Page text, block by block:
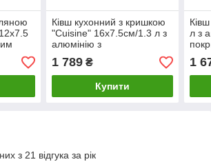
Ківш кухонний з кришкою
"Сuisine" 16х7.5см/1.3 л з
алюмінію з
антипригарним покриттям
TiPro Fissman
1 789₴
Купити
л з
1
з 21 відгука за рік